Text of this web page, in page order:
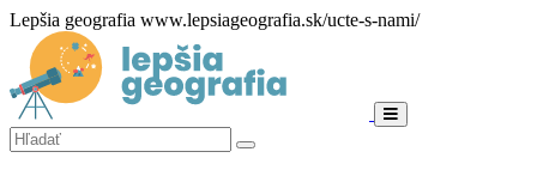
Lepšia geografia www.lepsiageografia.sk/ucte-s-nami/
Menu
Hľadať:
Hľadať